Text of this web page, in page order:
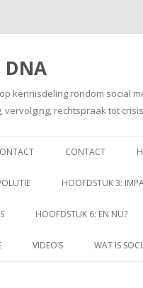
kennisdeling rondom social
rechtspraak tot
CONTACT
HOOFDSTUK 3:
HOOFDSTUK 6: EN NU?
VIDEO’S WAT IS